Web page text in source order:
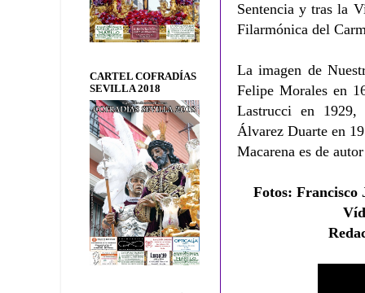
Sentencia y tras la
Filarmónica del
La imagen de
Felipe Morales en
Lastrucci en
Álvarez Duarte en
Macarena es de
Fotos: Francisco
CARTEL COFRADÍAS
SEVILLA 2018